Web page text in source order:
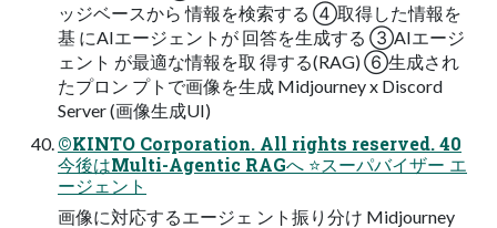
ッジベースから 情報を検索する ④取得した情報を
基 にAIエージェントが 回答を生成する ③AIエージ
ェント が最適な情報を取 得する(RAG) ⑥生成され
たプロン プトで画像を生成 Midjourney x Discord
Server (画像生成UI)
©KINTO Corporation. All rights reserved. 40
今後はMulti-Agentic RAGへ ⭐️スーパバイザー エ
ージェント
画像に対応するエージェ ント振り分け Midjourney